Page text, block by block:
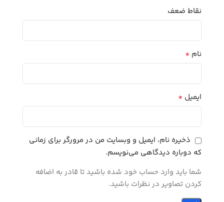
نقاط ضعف
نام *
ایمیل *
ذخیره نام، ایمیل و وبسایت من در مرورگر برای زمانی
که دوباره دیدگاهی می‌نویسم.
شما باید وارد حساب خود شده باشید تا قادر به اضافه
کردن تصاویر در نظرات باشید.